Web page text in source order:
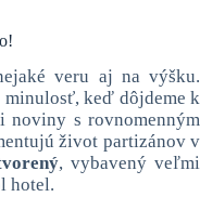
veru aj na výšku.
keď dôjdeme k
noviny s rovnomenným
život partizánov v
, vybavený veľmi
hotel.